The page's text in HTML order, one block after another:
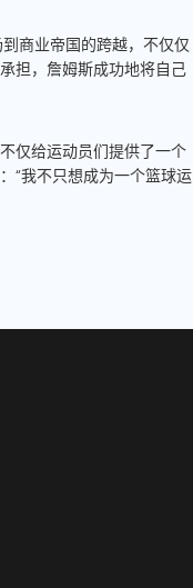
商业帝国的跨越，不仅仅
担，詹姆斯成功地将自己
仅给运动员们提供了一个
“我不只想成为一个篮球运